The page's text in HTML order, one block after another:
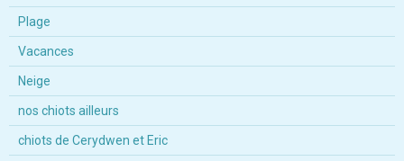
Plage
Vacances
Neige
nos chiots ailleurs
chiots de Cerydwen et Eric